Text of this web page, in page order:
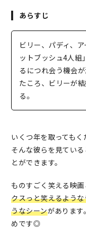
あらすじ
ビリー、パディ、
ットブッシュ4人組
るにつれ会う機会
たころ、ビリーが
る。
いくつ年を取ってもく
そんな彼らを見てい
とができます。
ものすごく笑える映画
クスっと笑えるよう
うなシーンがあります
めです◎